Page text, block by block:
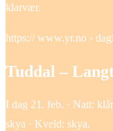
klarvær.
https:// www.yr.no ›
Tuddal –
I dag 21. feb. · Natt:
skya · Kveld: skya.